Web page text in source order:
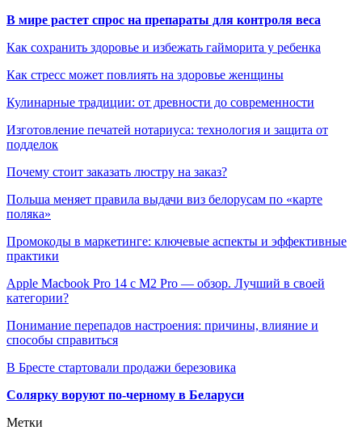
В мире растет спрос на препараты для контроля веса
Как сохранить здоровье и избежать гайморита у ребенка
Как стресс может повлиять на здоровье женщины
Кулинарные традиции: от древности до современности
Изготовление печатей нотариуса: технология и защита от
подделок
Почему стоит заказать люстру на заказ?
Польша меняет правила выдачи виз белорусам по «карте
поляка»
Промокоды в маркетинге: ключевые аспекты и эффективные
практики
Apple Macbook Pro 14 с M2 Pro — обзор. Лучший в своей
категории?
Понимание перепадов настроения: причины, влияние и
способы справиться
В Бресте стартовали продажи березовика
Солярку воруют по-черному в Беларуси
Метки